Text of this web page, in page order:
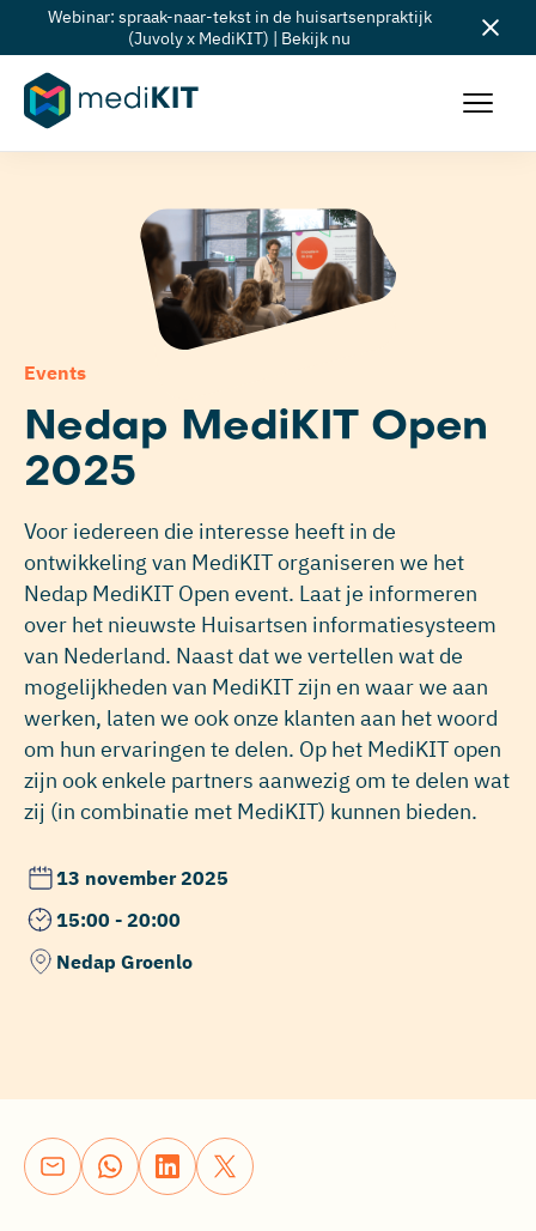
Webinar: spraak-naar-tekst in de huisartsenpraktijk
(Juvoly x MediKIT) | Bekijk nu
Events
Nedap MediKIT Open
2025
Voor iedereen die interesse heeft in de
ontwikkeling van MediKIT organiseren we het
Nedap MediKIT Open event. Laat je informeren
over het nieuwste Huisartsen informatiesysteem
van Nederland. Naast dat we vertellen wat de
mogelijkheden van MediKIT zijn en waar we aan
werken, laten we ook onze klanten aan het woord
om hun ervaringen te delen. Op het MediKIT open
zijn ook enkele partners aanwezig om te delen wat
zij (in combinatie met MediKIT) kunnen bieden.
13 november 2025
15:00 - 20:00
Nedap Groenlo